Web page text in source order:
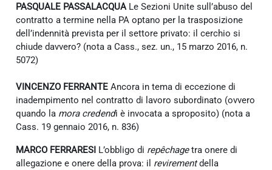
PASQUALE PASSALACQUALe Sezioni Unite sull’abuso del
contratto a termine nella PA optano per la trasposizione
dell’indennità prevista per il settore privato: il cerchio si
chiude davvero? (nota a Cass., sez. un., 15 marzo 2016, n.
5072)
VINCENZO FERRANTE Ancora in tema di eccezione di
inadempimento nel contratto di lavoro subordinato (ovvero
quando la mora credendi è invocata a sproposito) (nota a
Cass. 19 gennaio 2016, n. 836)
MARCO FERRARESI L’obbligo di repêchagetra onere di
allegazione e onere della prova: il revirementdella